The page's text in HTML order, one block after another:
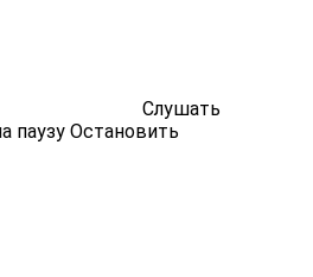
Слушать
паузу Остановить